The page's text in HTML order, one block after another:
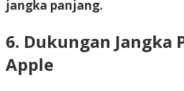
jangka panjang.
6. Dukungan Jangka
Apple